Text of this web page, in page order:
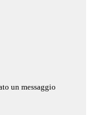
un messaggio